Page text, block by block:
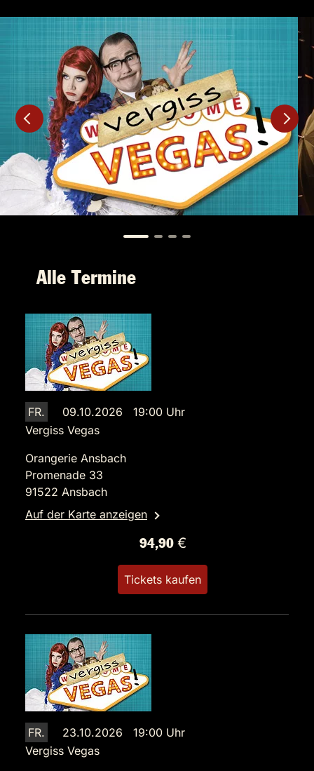
Alle Termine
FR.
09.10.2026 19:00 Uhr
Vergiss Vegas
Orangerie Ansbach
Promenade 33
91522 Ansbach
Auf der Karte anzeigen
94,90 €
Tickets kaufen
FR.
23.10.2026 19:00 Uhr
Vergiss Vegas